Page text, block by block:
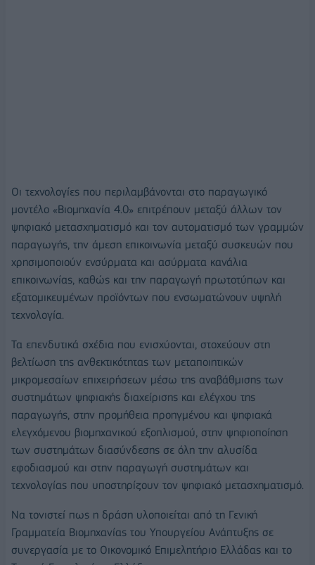
Οι τεχνολογίες που περιλαμβάνονται στο παραγωγικό
μοντέλο «Βιομηχανία 4.0» επιτρέπουν μεταξύ άλλων τον
ψηφιακό μετασχηματισμό και τον αυτοματισμό των γραμμών
παραγωγής, την άμεση επικοινωνία μεταξύ συσκευών που
χρησιμοποιούν ενσύρματα και ασύρματα κανάλια
επικοινωνίας, καθώς και την παραγωγή πρωτοτύπων και
εξατομικευμένων προϊόντων που ενσωματώνουν υψηλή
τεχνολογία.
Τα επενδυτικά σχέδια που ενισχύονται, στοχεύουν στη
βελτίωση της ανθεκτικότητας των μεταποιητικών
μικρομεσαίων επιχειρήσεων μέσω της αναβάθμισης των
συστημάτων ψηφιακής διαχείρισης και ελέγχου της
παραγωγής, στην προμήθεια προηγμένου και ψηφιακά
ελεγχόμενου βιομηχανικού εξοπλισμού, στην ψηφιοποίηση
των συστημάτων διασύνδεσης σε όλη την αλυσίδα
εφοδιασμού και στην παραγωγή συστημάτων και
τεχνολογίας που υποστηρίζουν τον ψηφιακό μετασχηματισμό.
Να τονιστεί πως η δράση υλοποιείται από τη Γενική
Γραμματεία Βιομηχανίας του Υπουργείου Ανάπτυξης σε
συνεργασία με το Οικονομικό Επιμελητήριο Ελλάδας και το